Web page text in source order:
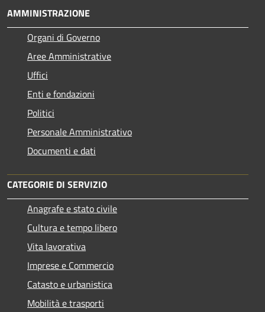
AMMINISTRAZIONE
Organi di Governo
Aree Amministrative
Uffici
Enti e fondazioni
Politici
Personale Amministrativo
Documenti e dati
CATEGORIE DI SERVIZIO
Anagrafe e stato civile
Cultura e tempo libero
Vita lavorativa
Imprese e Commercio
Catasto e urbanistica
Mobilità e trasporti